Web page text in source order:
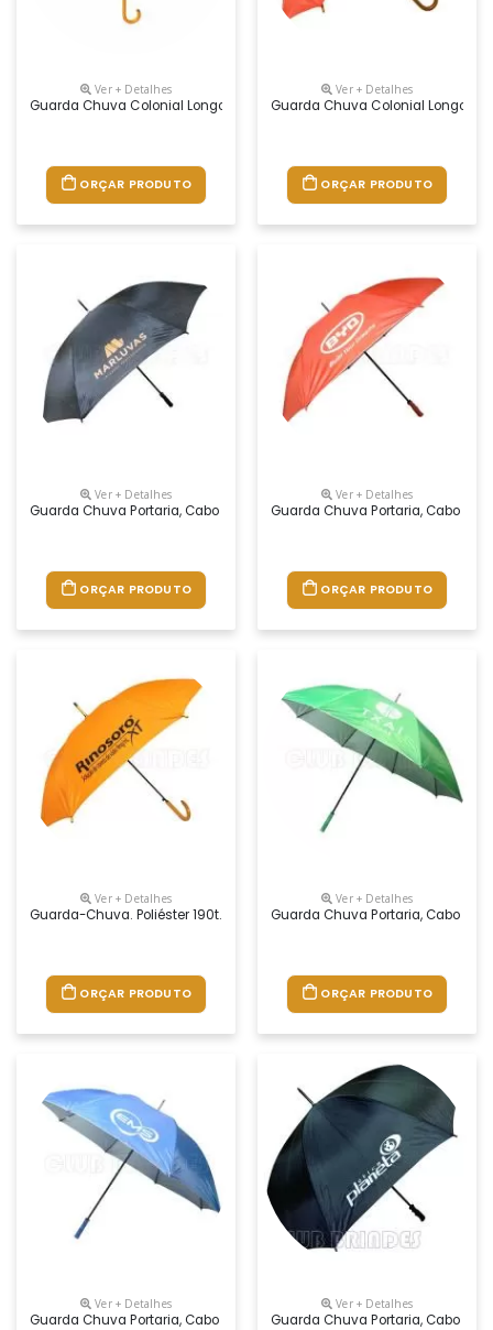
Ver + Detalhes
Guarda Chuva Colonial Longo, Nylon Especial Liso, Cabo Curvo Em
ORÇAR PRODUTO
Ver + Detalhes
Guarda Chuva Colonial Longo,
ORÇAR PRODUTO
Ver + Detalhes
Guarda Chuva Portaria, Cabo Reto. Disponível Em Várias Cores.
ORÇAR PRODUTO
Ver + Detalhes
Guarda Chuva Portaria, Cabo
ORÇAR PRODUTO
Ver + Detalhes
Guarda-Chuva. Poliéster 190t. Pega Em Madeira. Abertura
ORÇAR PRODUTO
Ver + Detalhes
Guarda Chuva Portaria, Cabo
ORÇAR PRODUTO
Ver + Detalhes
Guarda Chuva Portaria, Cabo Reto. Disponível Em Várias Cores.
Ver + Detalhes
Guarda Chuva Portaria, Cabo